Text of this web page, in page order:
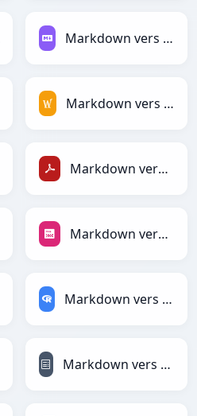
Markdown vers Markdown
Markdown vers MediaWiki
Markdown vers PDF
Markdown vers PNG
Markdown vers RDataFrame
Markdown vers reStructuredText